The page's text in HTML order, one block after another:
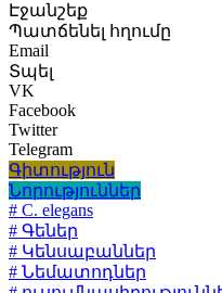
Էջանշեք
Պատճենել հղումը
Email
Տպել
VK
Facebook
Twitter
Telegram
Գիտություն
Նորություններ
# C. elegans
# Գեներ
# Կենսաբաններ
# Նեմատոդներ